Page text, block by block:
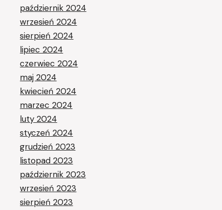
październik 2024
wrzesień 2024
sierpień 2024
lipiec 2024
czerwiec 2024
maj 2024
kwiecień 2024
marzec 2024
luty 2024
styczeń 2024
grudzień 2023
listopad 2023
październik 2023
wrzesień 2023
sierpień 2023